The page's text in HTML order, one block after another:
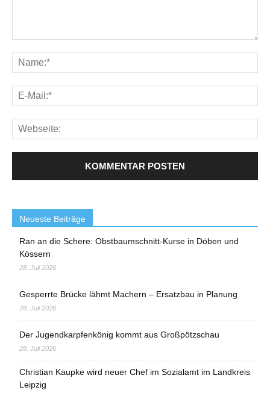
Neueste Beiträge
Ran an die Schere: Obstbaumschnitt-Kurse in Döben und
Kössern
28. Juli 2026
Gesperrte Brücke lähmt Machern – Ersatzbau in Planung
28. Juli 2026
Der Jugendkarpfenkönig kommt aus Großpötzschau
28. Juli 2026
Christian Kaupke wird neuer Chef im Sozialamt im Landkreis
Leipzig